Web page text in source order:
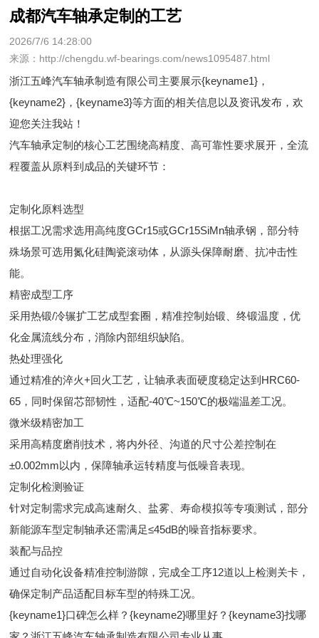
成都汽车轴承定制的工艺
2026/7/6 14:28:00
来源：http://chengdu.wf-bearings.com/news1095487.html
浙江五峰汽车轴承制造有限公司主要展示{keyname1} ，
{keyname2}，{keyname3}等方面的相关信息以及资讯发布，欢
迎您关注我站！
汽车轴承定制的核心工艺围绕高精度、高可靠性要求展开，全流
程覆盖从原料到成品的关键环节：
‌定制化原料选型‌
根据工况需求选用高纯度GCr15或GCr15SiMn轴承钢，部分特
殊场景可选用氮化硅陶瓷滚动体，从源头保障耐磨、抗冲击性
能。
‌精密成型工序‌
采用热锻/冷辗扩工艺成型套圈，精准控制始锻、终锻温度，优
化金属流线分布，消除内部组织缺陷。
‌热处理强化‌
通过精准的淬火+回火工艺，让轴承表面硬度稳定达到HRC60-
65，同时保留芯部韧性，适配-40℃~150℃的极端温差工况。
‌微米级精密加工‌
采用高精度磨削技术，将内外径、沟道的尺寸公差控制在
±0.002mm以内，保障轴承运转精度与低噪音表现。
‌定制化检测验证‌
针对定制需求完成高速耐久、盐雾、寿命模拟等专项测试，部分
新能源车型定制轴承还需满足≤45dB的噪音指标要求。
‌装配与品控‌
通过自动化设备精准控制游隙，完成全工序12道以上检测关卡，
确保定制产品适配目标车型的特殊工况。
{keyname1}口碑怎么样？{keyname2}哪里好？{keyname3}找哪